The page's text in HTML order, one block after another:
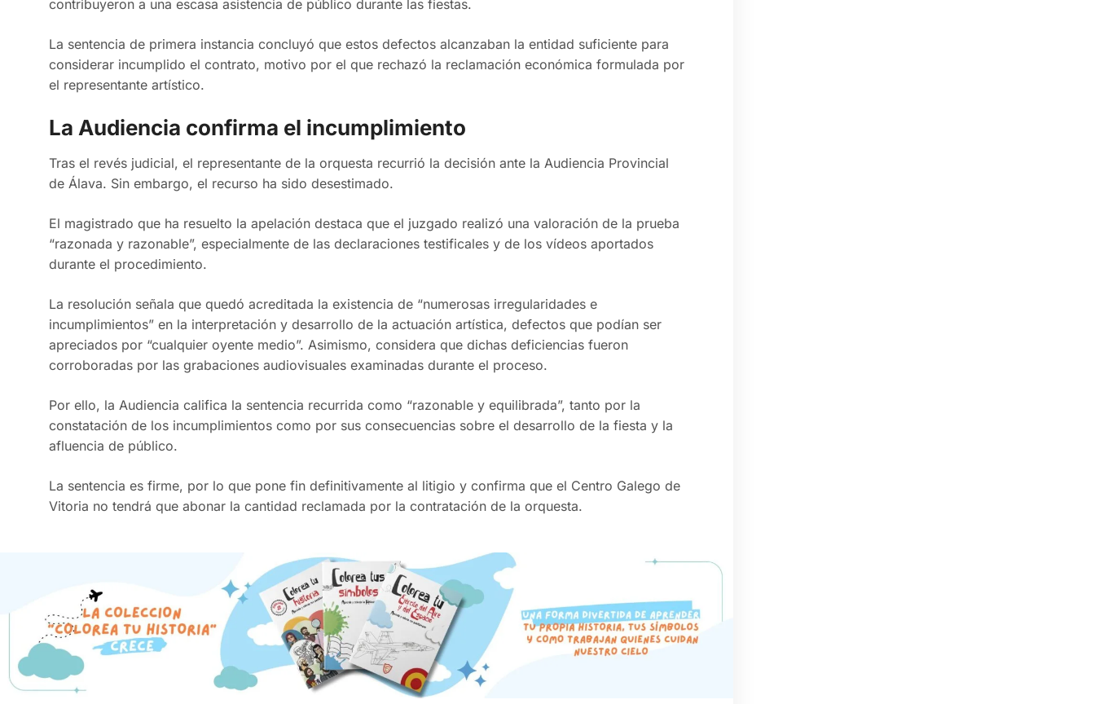
contribuyeron a una escasa asistencia de público durante las fiestas.
La sentencia de primera instancia concluyó que estos defectos alcanzaban la entidad suficiente para
considerar incumplido el contrato, motivo por el que rechazó la reclamación económica formulada por
el representante artístico.
La Audiencia confirma el incumplimiento
Tras el revés judicial, el representante de la orquesta recurrió la decisión ante la Audiencia Provincial
de Álava. Sin embargo, el recurso ha sido desestimado.
El magistrado que ha resuelto la apelación destaca que el juzgado realizó una valoración de la prueba
“razonada y razonable”, especialmente de las declaraciones testificales y de los vídeos aportados
durante el procedimiento.
La resolución señala que quedó acreditada la existencia de “numerosas irregularidades e
incumplimientos” en la interpretación y desarrollo de la actuación artística, defectos que podían ser
apreciados por “cualquier oyente medio”. Asimismo, considera que dichas deficiencias fueron
corroboradas por las grabaciones audiovisuales examinadas durante el proceso.
Por ello, la Audiencia califica la sentencia recurrida como “razonable y equilibrada”, tanto por la
constatación de los incumplimientos como por sus consecuencias sobre el desarrollo de la fiesta y la
afluencia de público.
La sentencia es firme, por lo que pone fin definitivamente al litigio y confirma que el Centro Galego de
Vitoria no tendrá que abonar la cantidad reclamada por la contratación de la orquesta.